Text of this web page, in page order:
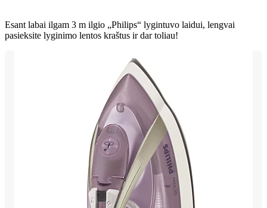
Esant labai ilgam 3 m ilgio „Philips“ lygintuvo laidui, lengvai
pasieksite lyginimo lentos kraštus ir dar toliau!